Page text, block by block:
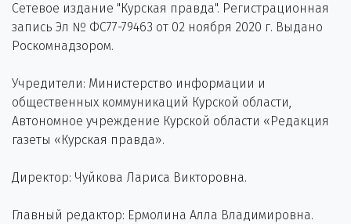
Сетевое издание "Курская правда". Регистрационная
запись Эл № ФС77-79463 от 02 ноября 2020 г. Выдано
Роскомнадзором.
Учредители: Министерство информации и
общественных коммуникаций Курской области,
Автономное учреждение Курской области «Редакция
газеты «Курская правда».
Директор: Чуйкова Лариса Викторовна.
Главный редактор: Ермолина Алла Владимировна.